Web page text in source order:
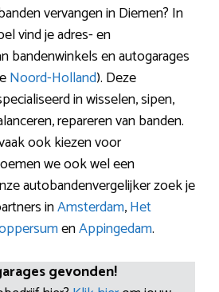
vervangen in Diemen? In
vind je adres- en
bandenwinkels en autogarages
Noord-Holland). Deze
in wisselen, sipen,
repareren van banden.
ook kiezen voor
we ook wel een
autobandenvergelijker zoek je
inAmsterdam,Het
enAppingedam.
gevonden!